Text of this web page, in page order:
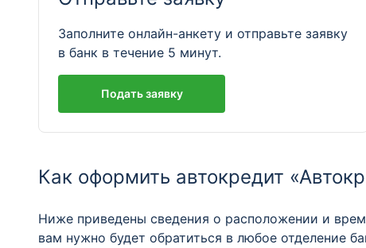
Заполните онлайн-анкету и отправьте заявку
в банк в течение 5 минут.
Подать заявку
Как оформить автокредит
Ниже приведены сведения о расположении и
вам нужно будет обратиться в любое отделение